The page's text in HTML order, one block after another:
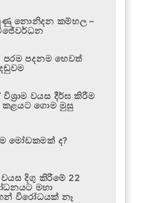
නොනිදන කම්හල –
පරම පදනම හෙවත්
වයස දීර්ඝ කිරීම
කළයට ගොම මුසු
මෝඩකමක් ද?
දිගු කිරීමේ 22
මහා
විරෝධයක් නෑ